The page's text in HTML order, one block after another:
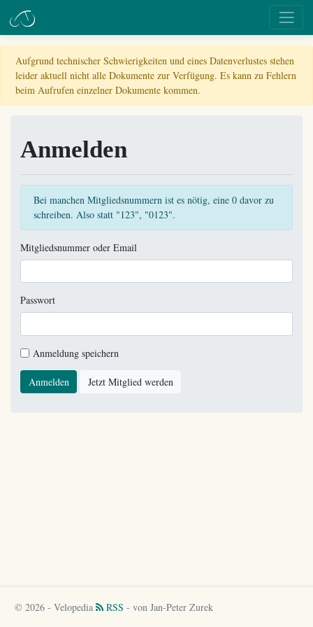
Aufgrund technischer Schwierigkeiten und eines Datenverlustes stehen
leider aktuell nicht alle Dokumente zur Verfügung. Es kann zu Fehlern
beim Aufrufen einzelner Dokumente kommen.
Anmelden
Bei manchen Mitgliedsnummern ist es nötig, eine 0 davor zu
schreiben. Also statt "123", "0123".
Mitgliedsnummer oder Email
Passwort
Anmeldung speichern
Anmelden Jetzt Mitglied werden
© 2026 - Velopedia RSS - von Jan-Peter Zurek